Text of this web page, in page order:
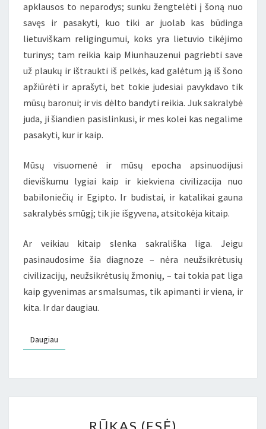
apklausos to neparodys; sunku žengtelėti į šoną nuo
savęs ir pasakyti, kuo tiki ar juolab kas būdinga
lietuviškam religingumui, koks yra lietuvio tikėjimo
turinys; tam reikia kaip Miunhauzenui pagriebti save
už plaukų ir ištraukti iš pelkės, kad galėtum ją iš šono
apžiūrėti ir aprašyti, bet tokie judesiai pavykdavo tik
mūsų baronui; ir vis dėlto bandyti reikia. Juk sakralybė
juda, ji šiandien pasislinkusi, ir mes kolei kas negalime
pasakyti, kur ir kaip.
Mūsų visuomenė ir mūsų epocha apsinuodijusi
dieviškumu lygiai kaip ir kiekviena civilizacija nuo
babiloniečių ir Egipto. Ir budistai, ir katalikai gauna
sakralybės smūgį; tik jie išgyvena, atsitokėja kitaip.
Ar veikiau kitaip slenka sakrališka liga. Jeigu
pasinaudosime šia diagnoze – nėra neužsikrėtusių
civilizacijų, neužsikrėtusių žmonių, – tai tokia pat liga
kaip gyvenimas ar smalsumas, tik apimanti ir viena, ir
kita. Ir dar daugiau.
Daugiau
RŪKAS (ESĖ)